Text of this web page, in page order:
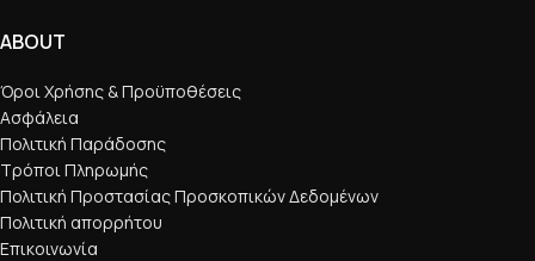
ABOUT
Όροι Χρήσης & Προϋποθέσεις
Ασφάλεια
Πολιτική Παράδοσης
Τρόποι Πληρωμής
Πολιτική Προστασίας Προσκοπικών Δεδομένων
Πολιτική απορρήτου
Επικοινωνία